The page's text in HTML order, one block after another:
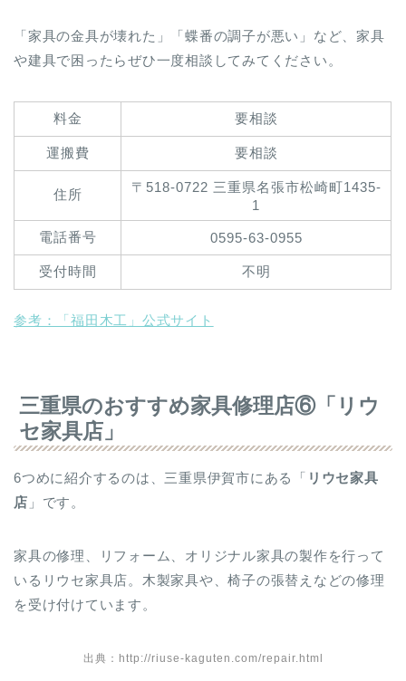
「家具の金具が壊れた」「蝶番の調子が悪い」など、家具
や建具で困ったらぜひ一度相談してみてください。
料金 要相談
運搬費 要相談
住所
〒518-0722 三重県名張市松崎町1435-
1
電話番号 0595-63-0955
受付時間 不明
参考：「福田木工」公式サイト
三重県のおすすめ家具修理店⑥「リウ
セ家具店」
6つめに紹介するのは、三重県伊賀市にある「 リウセ家具
店 」です。
家具の修理、リフォーム、オリジナル家具の製作を行って
いるリウセ家具店。木製家具や、椅子の張替えなどの修理
を受け付けています。
出典：http://riuse-kaguten.com/repair.html